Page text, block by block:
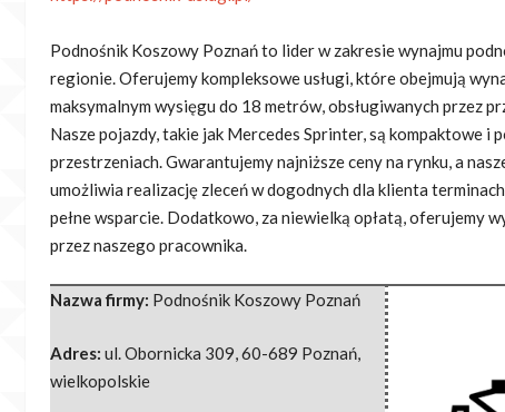
Podnośnik Koszowy Poznań to lider w zakresie wynajmu
regionie. Oferujemy kompleksowe usługi, które obejmują
maksymalnym wysięgu do 18 metrów, obsługiwanych przez
Nasze pojazdy, takie jak Mercedes Sprinter, są kompaktowe i
przestrzeniach. Gwarantujemy najniższe ceny na rynku, a
umożliwia realizację zleceń w dogodnych dla klienta
pełne wsparcie. Dodatkowo, za niewielką opłatą, oferujemy
przez naszego pracownika.
Nazwa firmy: Podnośnik Koszowy Poznań
Adres: ul. Obornicka 309 60-689 Poznań
wielkopolskie